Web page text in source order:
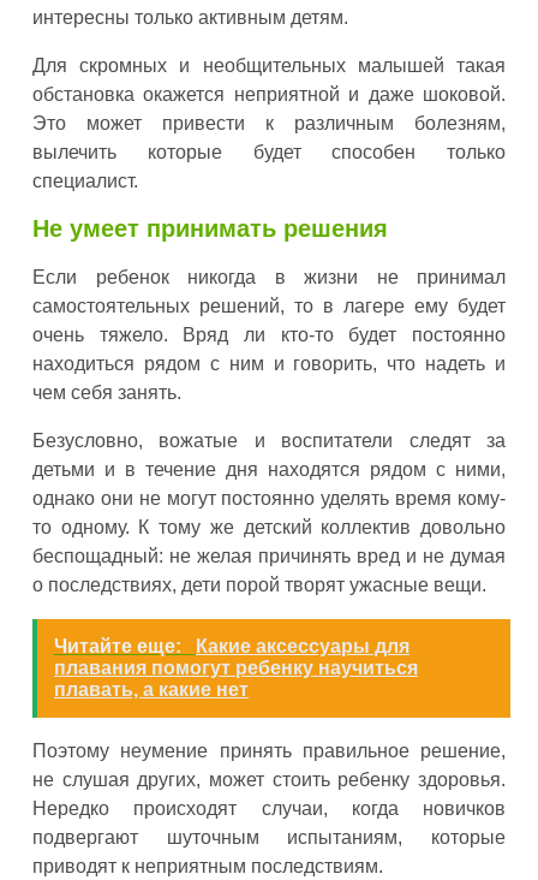
интересны только активным детям.
Для скромных и необщительных малышей такая
обстановка окажется неприятной и даже шоковой.
Это может привести к различным болезням,
вылечить которые будет способен только
специалист.
Не умеет принимать решения
Если ребенок никогда в жизни не принимал
самостоятельных решений, то в лагере ему будет
очень тяжело. Вряд ли кто-то будет постоянно
находиться рядом с ним и говорить, что надеть и
чем себя занять.
Безусловно, вожатые и воспитатели следят за
детьми и в течение дня находятся рядом с ними,
однако они не могут постоянно уделять время кому-
то одному. К тому же детский коллектив довольно
беспощадный: не желая причинять вред и не думая
о последствиях, дети порой творят ужасные вещи.
Читайте еще:
Какие аксессуары для
плавания помогут ребенку научиться
плавать, а какие нет
Поэтому неумение принять правильное решение,
не слушая других, может стоить ребенку здоровья.
Нередко происходят случаи, когда новичков
подвергают шуточным испытаниям, которые
приводят к неприятным последствиям.